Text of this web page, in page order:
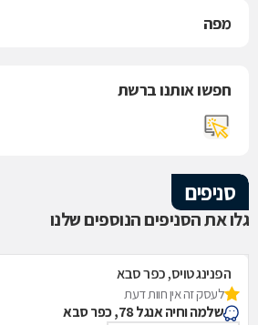
מפה
חפשו אותנו ברשת
סניפים
גלו את הסניפים הנוספים שלנו
הפנינג טויס, כפר סבא
לעסק זה אין חוות דעת
שלמה וחיה אנגל 78, כפר סבא